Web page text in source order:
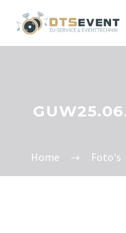
Home Foto's